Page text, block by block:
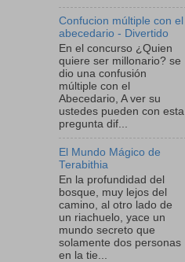
Confucion múltiple con el
abecedario - Divertido
En el concurso ¿Quien
quiere ser millonario? se
dio una confusión
múltiple con el
Abecedario, A ver su
ustedes pueden con esta
pregunta dif...
El Mundo Mágico de
Terabithia
En la profundidad del
bosque, muy lejos del
camino, al otro lado de
un riachuelo, yace un
mundo secreto que
solamente dos personas
en la tie...